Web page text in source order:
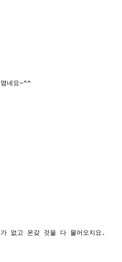
네요~^^
없고 온갖 것을 다 물어오지요.